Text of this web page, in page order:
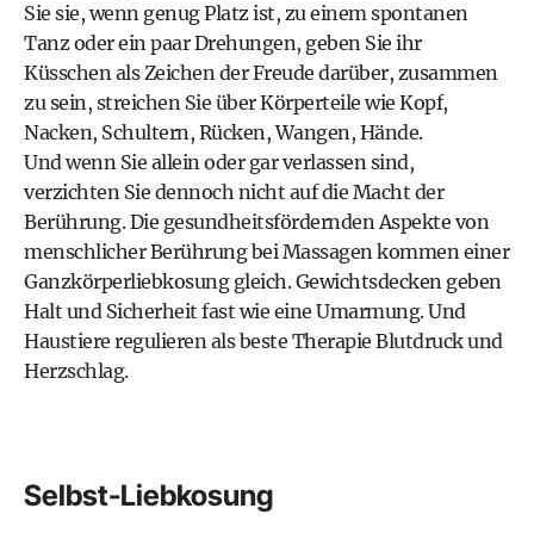
Sie sie, wenn genug Platz ist, zu einem spontanen
Tanz oder ein paar Drehungen, geben Sie ihr
Küsschen als Zeichen der Freude darüber, zusammen
zu sein, streichen Sie über Körperteile wie Kopf,
Nacken, Schultern, Rücken, Wangen, Hände.
Und wenn Sie allein oder gar verlassen sind,
verzichten Sie dennoch nicht auf die Macht der
Berührung. Die gesundheitsfördernden Aspekte von
menschlicher Berührung bei Massagen kommen einer
Ganzkörperliebkosung gleich. Gewichtsdecken geben
Halt und Sicherheit fast wie eine Umarmung. Und
Haustiere regulieren als beste Therapie Blutdruck und
Herzschlag.
Selbst-Liebkosung